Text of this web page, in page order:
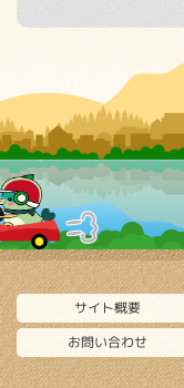
サイト概要
お問い合わせ